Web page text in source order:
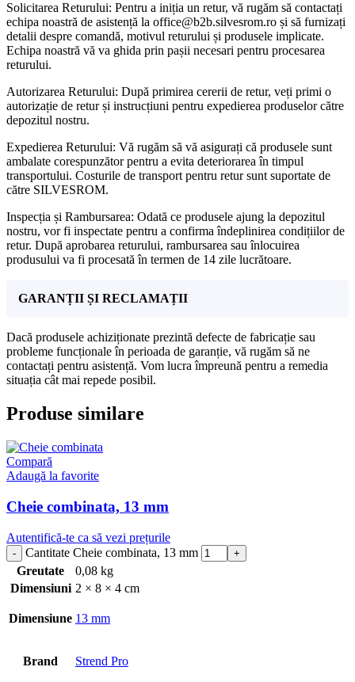
Solicitarea Returului: Pentru a iniția un retur, vă rugăm să contactați
echipa noastră de asistență la office@b2b.silvesrom.ro și să furnizați
detalii despre comandă, motivul returului și produsele implicate.
Echipa noastră vă va ghida prin pașii necesari pentru procesarea
returului.
Autorizarea Returului: După primirea cererii de retur, veți primi o
autorizație de retur și instrucțiuni pentru expedierea produselor către
depozitul nostru.
Expedierea Returului: Vă rugăm să vă asigurați că produsele sunt
ambalate corespunzător pentru a evita deteriorarea în timpul
transportului. Costurile de transport pentru retur sunt suportate de
către SILVESROM.
Inspecția și Rambursarea: Odată ce produsele ajung la depozitul
nostru, vor fi inspectate pentru a confirma îndeplinirea condițiilor de
retur. După aprobarea returului, rambursarea sau înlocuirea
produsului va fi procesată în termen de 14 zile lucrătoare.
GARANȚII ȘI RECLAMAȚII
Dacă produsele achiziționate prezintă defecte de fabricație sau
probleme funcționale în perioada de garanție, vă rugăm să ne
contactați pentru asistență. Vom lucra împreună pentru a remedia
situația cât mai repede posibil.
Produse similare
Compară
Adaugă la favorite
Cheie combinata, 13 mm
Autentifică-te ca să vezi prețurile
Cantitate Cheie combinata, 13 mm
Greutate
0,08 kg
Dimensiuni 2 × 8 × 4 cm
Dimensiune 13 mm
Brand Strend Pro